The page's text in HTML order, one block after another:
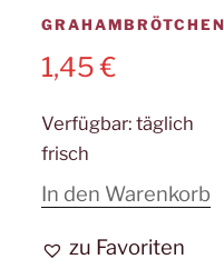
GRAHAMBRÖTCHEN
1,45€
Verfügbar: täglich
frisch
In den Warenkorb
zu Favoriten